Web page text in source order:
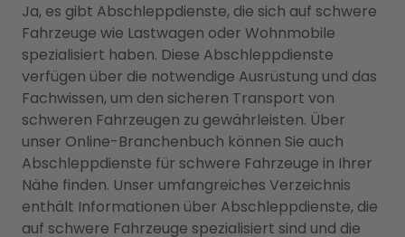
Ja, es gibt Abschleppdienste, die sich auf schwere
Fahrzeuge wie Lastwagen oder Wohnmobile
spezialisiert haben. Diese Abschleppdienste
verfügen über die notwendige Ausrüstung und das
Fachwissen, um den sicheren Transport von
schweren Fahrzeugen zu gewährleisten. Über
unser Online-Branchenbuch können Sie auch
Abschleppdienste für schwere Fahrzeuge in Ihrer
Nähe finden. Unser umfangreiches Verzeichnis
enthält Informationen über Abschleppdienste, die
auf schwere Fahrzeuge spezialisiert sind und die